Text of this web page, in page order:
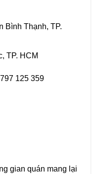
Bình Thạnh, TP.
TP. HCM
125 359
gian quán mang lại